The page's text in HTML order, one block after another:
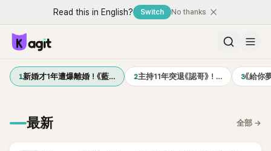
Read this in English? Switch No thanks
1新婚才1年遭爆離婚！《藍… 2主持11年突退《認哥》！… 3《給你
最新 全部 →